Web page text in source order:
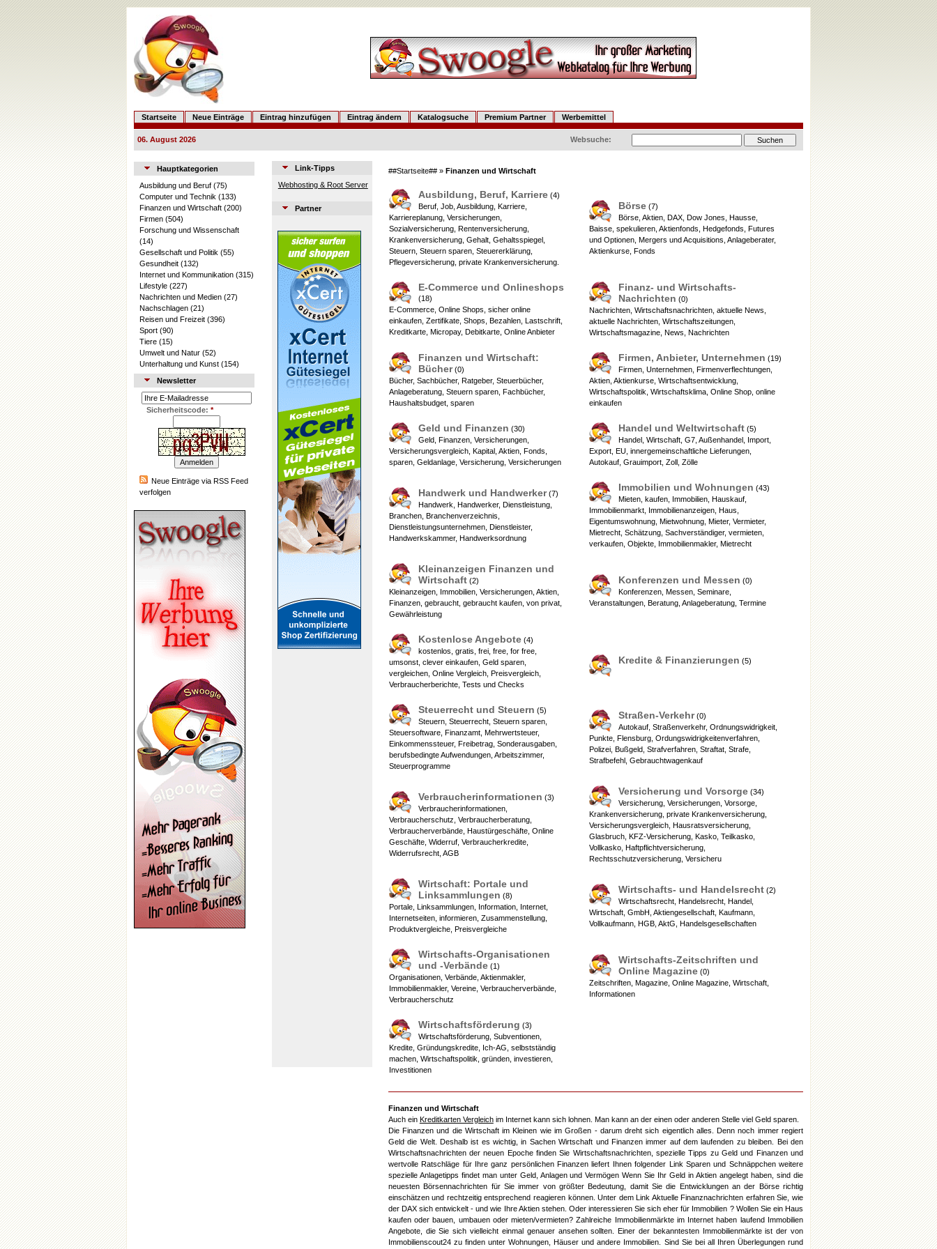
Startseite Neue Einträge Eintrag hinzufügen Eintrag ändern Katalogsuche Premium Partner Werbemittel
06. August 2026 Websuche:
Hauptkategorien
Ausbildung und Beruf (75)
Computer und Technik (133)
Finanzen und Wirtschaft (200)
Firmen (504)
Forschung und Wissenschaft
(14)
Gesellschaft und Politik (55)
Gesundheit (132)
Internet und Kommunikation (315)
Lifestyle (227)
Nachrichten und Medien (27)
Nachschlagen (21)
Reisen und Freizeit (396)
Sport (90)
Tiere (15)
Umwelt und Natur (52)
Unterhaltung und Kunst (154)
Newsletter
Sicherheitscode: *
Neue Einträge via RSS Feed
verfolgen
Link-Tipps
Webhosting & Root Server
Partner
##Startseite##» Finanzen und Wirtschaft
Ausbildung, Beruf, Karriere(4)
Beruf, Job, Ausbildung, Karriere,
Karriereplanung, Versicherungen,
Sozialversicherung, Rentenversicherung,
Krankenversicherung, Gehalt, Gehaltsspiegel,
Steuern, Steuern sparen, Steuererklärung,
Pflegeversicherung, private Krankenversicherung.
Börse(7)
Börse, Aktien, DAX, Dow Jones, Hausse,
Baisse, spekulieren, Aktienfonds, Hedgefonds, Futures
und Optionen, Mergers und Acquisitions, Anlageberater,
Aktienkurse, Fonds
E-Commerce und Onlineshops
(18)
E-Commerce, Online Shops, sicher online
einkaufen, Zertifikate, Shops, Bezahlen, Lastschrift,
Kreditkarte, Micropay, Debitkarte, Online Anbieter
Finanz- und Wirtschafts-
Nachrichten (0)
Nachrichten, Wirtschaftsnachrichten, aktuelle News,
aktuelle Nachrichten, Wirtschaftszeitungen,
Wirtschaftsmagazine, News, Nachrichten
Finanzen und Wirtschaft:
Bücher(0)
Bücher, Sachbücher, Ratgeber, Steuerbücher,
Anlageberatung, Steuern sparen, Fachbücher,
Haushaltsbudget, sparen
Firmen, Anbieter, Unternehmen (19)
Firmen, Unternehmen, Firmenverflechtungen,
Aktien, Aktienkurse, Wirtschaftsentwicklung,
Wirtschaftspolitik, Wirtschaftsklima, Online Shop, online
einkaufen
Geld und Finanzen (30)
Geld, Finanzen, Versicherungen,
Versicherungsvergleich, Kapital, Aktien, Fonds,
sparen, Geldanlage, Versicherung, Versicherungen
Handel und Weltwirtschaft(5)
Handel, Wirtschaft, G7, Außenhandel, Import,
Export, EU, innergemeinschaftliche Lieferungen,
Autokauf, Grauimport, Zoll, Zölle
Handwerk und Handwerker(7)
Handwerk, Handwerker, Dienstleistung,
Branchen, Branchenverzeichnis,
Dienstleistungsunternehmen, Dienstleister,
Handwerkskammer, Handwerksordnung
Immobilien und Wohnungen (43)
Mieten, kaufen, Immobilien, Hauskauf,
Immobilienmarkt, Immobilienanzeigen, Haus,
Eigentumswohnung, Mietwohnung, Mieter, Vermieter,
Mietrecht, Schätzung, Sachverständiger, vermieten,
verkaufen, Objekte, Immobilienmakler, Mietrecht
Kleinanzeigen Finanzen und
Wirtschaft(2)
Kleinanzeigen, Immobilien, Versicherungen, Aktien,
Finanzen, gebraucht, gebraucht kaufen, von privat,
Gewährleistung
Konferenzen und Messen (0)
Konferenzen, Messen, Seminare,
Veranstaltungen, Beratung, Anlageberatung, Termine
Kostenlose Angebote(4)
kostenlos, gratis, frei, free, for free,
umsonst, clever einkaufen, Geld sparen,
vergleichen, Online Vergleich, Preisvergleich,
Verbraucherberichte, Tests und Checks
Kredite & Finanzierungen (5)
Steuerrecht und Steuern (5)
Steuern, Steuerrecht, Steuern sparen,
Steuersoftware, Finanzamt, Mehrwertsteuer,
Einkommenssteuer, Freibetrag, Sonderausgaben,
berufsbedingte Aufwendungen, Arbeitszimmer,
Steuerprogramme
Straßen-Verkehr(0)
Autokauf, Straßenverkehr, Ordnungswidrigkeit,
Punkte, Flensburg, Ordungswidrigkeitenverfahren,
Polizei, Bußgeld, Strafverfahren, Straftat, Strafe,
Strafbefehl, Gebrauchtwagenkauf
Verbraucherinformationen (3)
Verbraucherinformationen,
Verbraucherschutz, Verbraucherberatung,
Verbraucherverbände, Haustürgeschäfte, Online
Geschäfte, Widerruf, Verbraucherkredite,
Widerrufsrecht, AGB
Versicherung und Vorsorge(34)
Versicherung, Versicherungen, Vorsorge,
Krankenversicherung, private Krankenversicherung,
Versicherungsvergleich, Hausratsversicherung,
Glasbruch, KFZ-Versicherung, Kasko, Teilkasko,
Vollkasko, Haftpflichtversicherung,
Rechtsschutzversicherung, Versicheru
Wirtschaft: Portale und
Linksammlungen (8)
Portale, Linksammlungen, Information, Internet,
Internetseiten, informieren, Zusammenstellung,
Produktvergleiche, Preisvergleiche
Wirtschafts- und Handelsrecht(2)
Wirtschaftsrecht, Handelsrecht, Handel,
Wirtschaft, GmbH, Aktiengesellschaft, Kaufmann,
Vollkaufmann, HGB, AktG, Handelsgesellschaften
Wirtschafts-Organisationen
und -Verbände(1)
Organisationen, Verbände, Aktienmakler,
Immobilienmakler, Vereine, Verbraucherverbände,
Verbraucherschutz
Wirtschafts-Zeitschriften und
Online Magazine(0)
Zeitschriften, Magazine, Online Magazine, Wirtschaft,
Informationen
Wirtschaftsförderung (3)
Wirtschaftsförderung, Subventionen,
Kredite, Gründungskredite, Ich-AG, selbstständig
machen, Wirtschaftspolitik, gründen, investieren,
Investitionen
Finanzen und Wirtschaft
Auch ein Kreditkarten Vergleichim Internet kann sich lohnen. Man kann an der einen oder anderen Stelle viel Geld sparen.
Die Finanzen und die Wirtschaft im Kleinen wie im Großen - darum dreht sich eigentlich alles. Denn noch immer regiert
Geld die Welt. Deshalb ist es wichtig, in Sachen Wirtschaft und Finanzen immer auf dem laufenden zu bleiben. Bei den
Wirtschaftsnachrichten der neuen Epoche finden Sie Wirtschaftsnachrichten, spezielle Tipps zu Geld und Finanzen und
wertvolle Ratschläge für Ihre ganz persönlichen Finanzen liefert Ihnen folgender Link Sparen und Schnäppchen weitere
spezielle Anlagetipps findet man unter Geld, Anlagen und Vermögen Wenn Sie Ihr Geld in Aktien angelegt haben, sind die
neuesten Börsennachrichten für Sie immer von größter Bedeutung, damit Sie die Entwicklungen an der Börse richtig
einschätzen und rechtzeitig entsprechend reagieren können. Unter dem Link Aktuelle Finanznachrichten erfahren Sie, wie
der DAX sich entwickelt - und wie Ihre Aktien stehen. Oder interessieren Sie sich eher für Immobilien ? Wollen Sie ein Haus
kaufen oder bauen, umbauen oder mieten/vermieten? Zahlreiche Immobilienmärkte im Internet haben laufend Immobilien
Angebote, die Sie sich vielleicht einmal genauer ansehen sollten. Einer der bekanntesten Immobilienmärkte ist der von
Immobilienscout24 zu finden unter Wohnungen, Häuser und andere Immobilien. Sind Sie bei all Ihren Überlegungen rund